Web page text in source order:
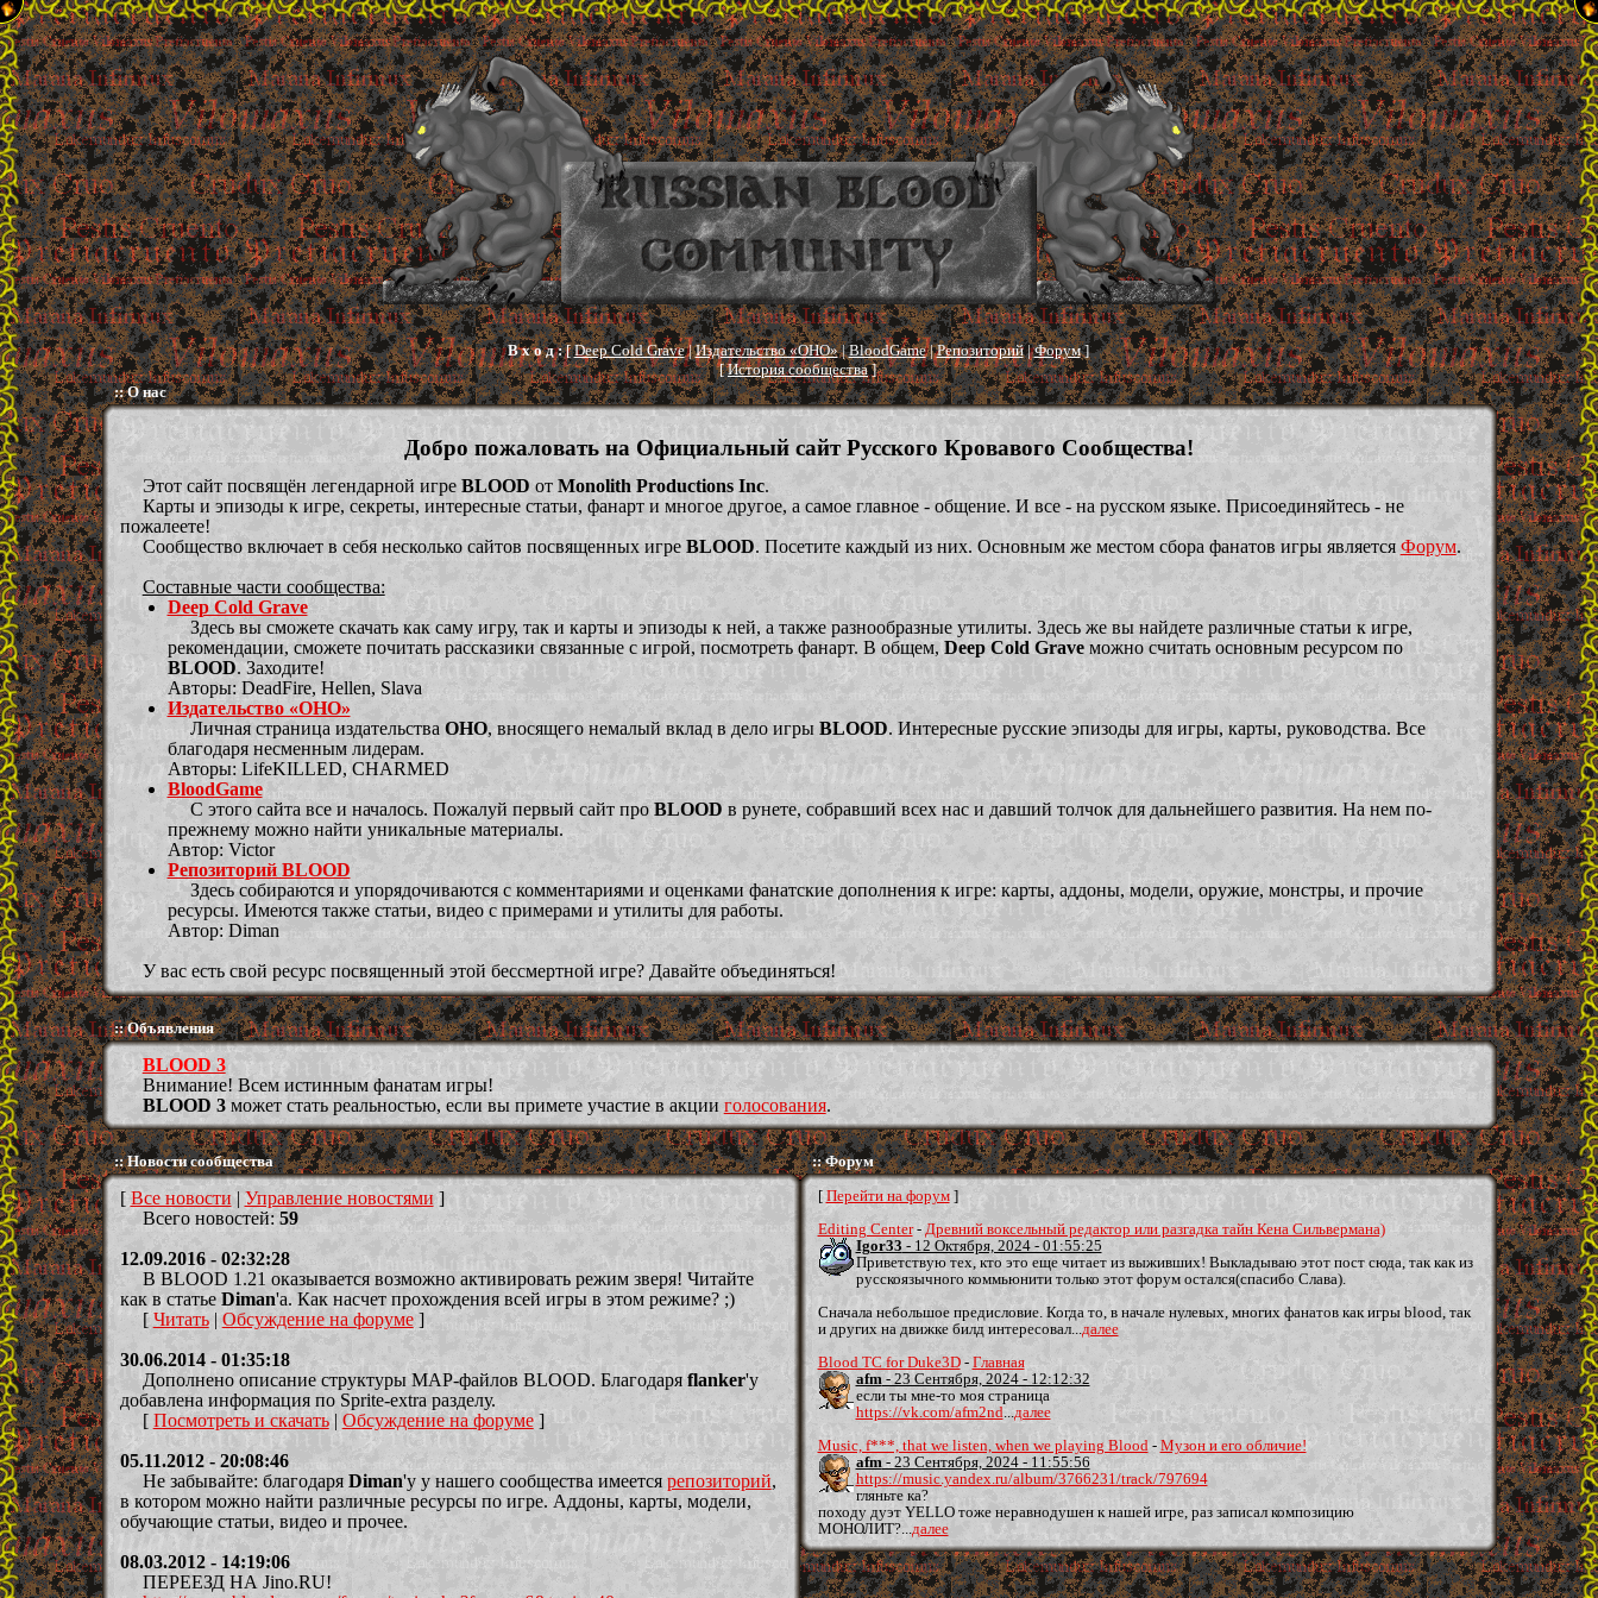
В х о д :[Deep Cold Grave|Издательство «ОНО»|BloodGame|Репозиторий|Форум]
[История сообщества]
:: О нас
Добро пожаловать на Официальный сайт Русского Кровавого Сообщества!
Этот сайт посвящён легендарной игре BLOOD от Monolith Productions Inc.
Карты и эпизоды к игре, секреты, интересные статьи, фанарт и многое другое, а самое главное - общение. И все - на русском языке. Присоединяйтесь - не
пожалеете!
Сообщество включает в себя несколько сайтов посвященных игре BLOOD. Посетите каждый из них. Основным же местом сбора фанатов игры является Форум.
Составные части сообщества:
Deep Cold Grave
Здесь вы сможете скачать как саму игру, так и карты и эпизоды к ней, а также разнообразные утилиты. Здесь же вы найдете различные статьи к игре,
рекомендации, сможете почитать рассказики связанные с игрой, посмотреть фанарт. В общем,Deep Cold Graveможно считать основным ресурсом по
BLOOD. Заходите!
Авторы: DeadFire, Hellen, Slava
Издательство «ОНО»
Личная страница издательства ОНО, вносящего немалый вклад в дело игры BLOOD. Интересные русские эпизоды для игры, карты, руководства. Все
благодаря несменным лидерам.
Авторы: LifeKILLED, CHARMED
BloodGame
С этого сайта все и началось. Пожалуй первый сайт про BLOOD в рунете, собравший всех нас и давший толчок для дальнейшего развития. На нем по-
прежнему можно найти уникальные материалы.
Автор: Victor
Репозиторий BLOOD
Здесь собираются и упорядочиваются с комментариями и оценками фанатские дополнения к игре: карты, аддоны, модели, оружие, монстры, и прочие
ресурсы. Имеются также статьи, видео с примерами и утилиты для работы.
Автор: Diman
У вас есть свой ресурс посвященный этой бессмертной игре? Давайте объединяться!
:: Объявления
BLOOD 3
Внимание! Всем истинным фанатам игры!
BLOOD 3может стать реальностью, если вы примете участие в акцииголосования.
:: Новости сообщества
[ Все новости| Управление новостями]
Всего новостей: 59
12.09.2016 - 02:32:28
В BLOOD 1.21 оказывается возможно активировать режим зверя! Читайте
как в статье Diman'а. Как насчет прохождения всей игры в этом режиме? ;)
[Читать| Обсуждение на форуме]
30.06.2014 - 01:35:18
Дополнено описание структуры MAP-файлов BLOOD. Благодаряflanker'у
добавлена информация по Sprite-extra разделу.
[ Посмотреть и скачать| Обсуждение на форуме]
05.11.2012 - 20:08:46
Не забывайте: благодаря Diman'у у нашего сообщества имеется репозиторий,
в котором можно найти различные ресурсы по игре. Аддоны, карты, модели,
обучающие статьи, видео и прочее.
08.03.2012 - 14:19:06
ПЕРЕЕЗД НА Jino.RU!
:: Форум
[ Перейти на форум]
Editing Center-Древний воксельный редактор или разгадка тайн Кена Сильвермана)
Igor33 - 12 Октября, 2024 - 01:55:25
Приветствую тех, кто это еще читает из выживших! Выкладываю этот пост сюда, так как из
русскоязычного коммьюнити только этот форум остался(спасибо Слава).
Сначала небольшое предисловие. Когда то, в начале нулевых, многих фанатов как игры blood, так
и других на движке билд интересовал... далее
Blood TC for Duke3D- Главная
afm - 23 Сентября, 2024 - 12:12:32
если ты мне-то моя страница
https://vk.com/afm2nd
далее
Music, f***, that we listen, when we playing Blood- Музон и его обличие!
afm - 23 Сентября, 2024 - 11:55:56
https://music.yandex.ru/album/3766231/track/797694
гляньте ка?
походу дуэт YELLO тоже неравнодушен к нашей игре, раз записал композицию
МОНОЛИТ?... далее